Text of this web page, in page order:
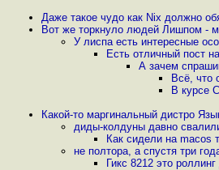
Даже такое чудо как Nix должно
Вот же торкнуло людей Лишпом -
У лиспа есть интересные
Есть отличный пост
А зачем
Всё, что
В курсе
Какой-то маргинальный дистро
диды-колдуны давно
Как сидели на macos
не полтора, а спустя три
Гикс 8212 это